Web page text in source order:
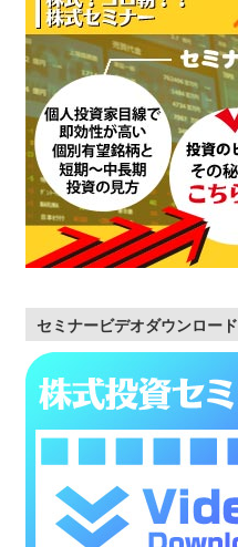
セミナービデオダウンロード